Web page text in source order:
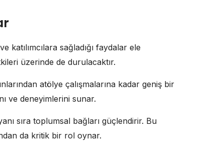
sağladığı faydalar ele
üzerinde de durulacaktır.
atölye çalışmalarına kadar geniş bir
ve deneyimlerini sunar.
sıra toplumsal bağları güçlendirir. Bu
da kritik bir rol oynar.